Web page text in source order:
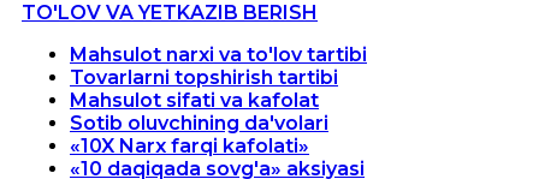
TO'LOV VA YETKAZIB BERISH
Mahsulot narxi va to'lov tartibi
Tovarlarni topshirish tartibi
Mahsulot sifati va kafolat
Sotib oluvchining da'volari
«10X Narx farqi kafolati»
«10 daqiqada sovg'a» aksiyasi